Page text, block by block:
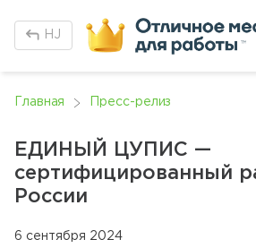
H J
Главная Пресс-релиз
ЕДИНЫЙ ЦУПИС —
сертифицированный
России
6 сентября 2024